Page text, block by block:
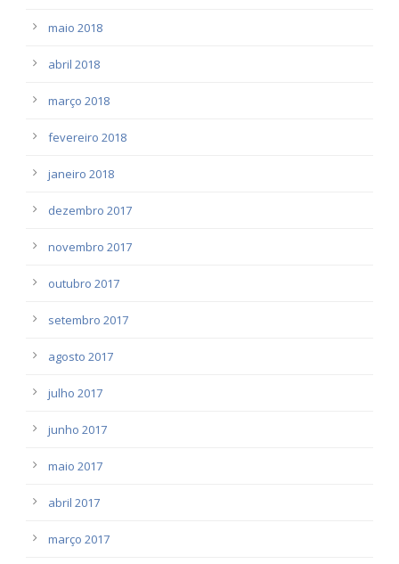
maio 2018
abril 2018
março 2018
fevereiro 2018
janeiro 2018
dezembro 2017
novembro 2017
outubro 2017
setembro 2017
agosto 2017
julho 2017
junho 2017
maio 2017
abril 2017
março 2017